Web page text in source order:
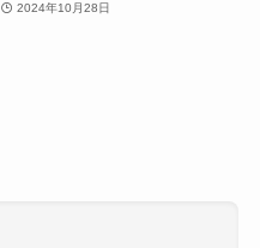
2024年10月28日